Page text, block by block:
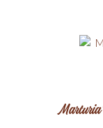
Marturia